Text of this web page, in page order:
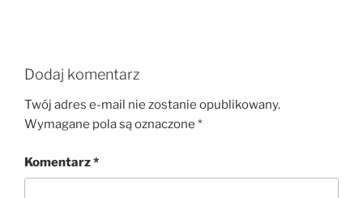
Dodaj komentarz
Twój adres e-mail nie zostanie opublikowany.
Wymagane pola są oznaczone *
Komentarz*